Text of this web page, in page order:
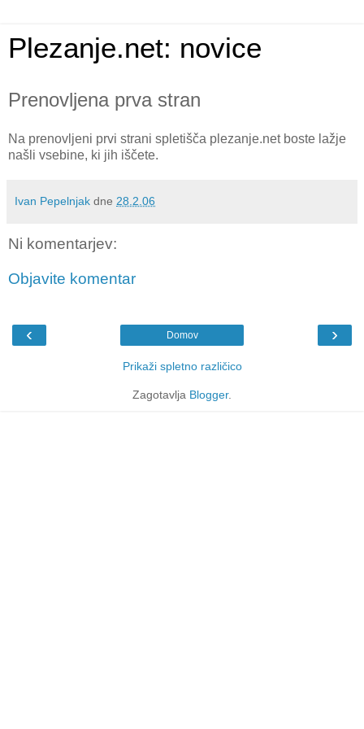
Plezanje.net: novice
Prenovljena prva stran
Na prenovljeni prvi strani spletišča plezanje.net boste lažje
našli vsebine, ki jih iščete.
Ivan Pepelnjak dne 28.2.06
Ni komentarjev:
Objavite komentar
‹ ›
Domov
Prikaži spletno različico
Zagotavlja Blogger.